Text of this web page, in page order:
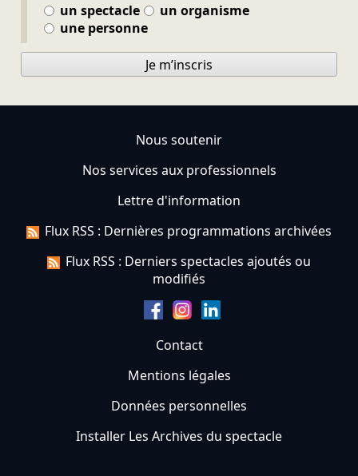
un spectacle
un organisme
une personne
Je m’inscris
Nous soutenir
Nos services aux professionnels
Lettre d'information
Flux RSS : Dernières programmations archivées
Flux RSS : Derniers spectacles ajoutés ou
modifiés
Contact
Mentions légales
Données personnelles
Installer Les Archives du spectacle